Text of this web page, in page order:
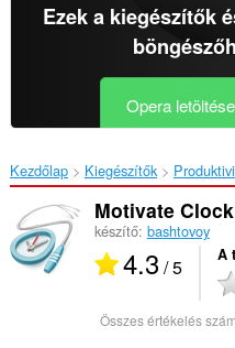
Ezek a kiegészítők
Opera letöltése
Kezdőlap Kiegészítők
Motivate
készítő: bashtovoy
4.3 / 5 A
Összes értékelés